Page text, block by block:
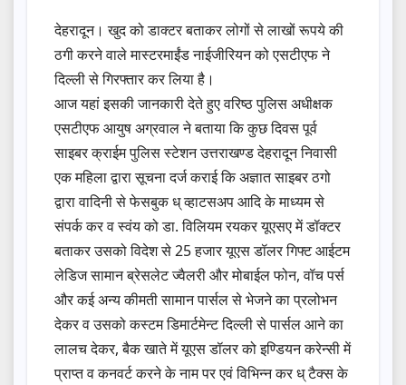
देहरादून। खुद को डाक्टर बताकर लोगों से लाखों रूपये की
ठगी करने वाले मास्टरमाईंड नाईजीरियन को एसटीएफ ने
दिल्ली से गिरफ्तार कर लिया है।
आज यहां इसकी जानकारी देते हुए वरिष्ठ पुलिस अधीक्षक
एसटीएफ आयुष अग्रवाल ने बताया कि कुछ दिवस पूर्व
साइबर क्राईम पुलिस स्टेशन उत्तराखण्ड देहरादून निवासी
एक महिला द्वारा सूचना दर्ज कराई कि अज्ञात साइबर ठगो
द्वारा वादिनी से फेसबुक ध् व्हाटसअप आदि के माध्यम से
संपर्क कर व स्वंय को डा. विलियम रयकर यूएसए में डॉक्टर
बताकर उसको विदेश से 25 हजार यूएस डॉलर गिफ्ट आईटम
लेडिज सामान ब्रेसलेट ज्वैलरी और मोबाईल फोन, वॉच पर्स
और कई अन्य कीमती सामान पार्सल से भेजने का प्रलोभन
देकर व उसको कस्टम डिमार्टमेन्ट दिल्ली से पार्सल आने का
लालच देकर, बैक खाते में यूएस डॉलर को इण्डियन करेन्सी में
प्राप्त व कनवर्ट करने के नाम पर एवं विभिन्न कर ध् टैक्स के